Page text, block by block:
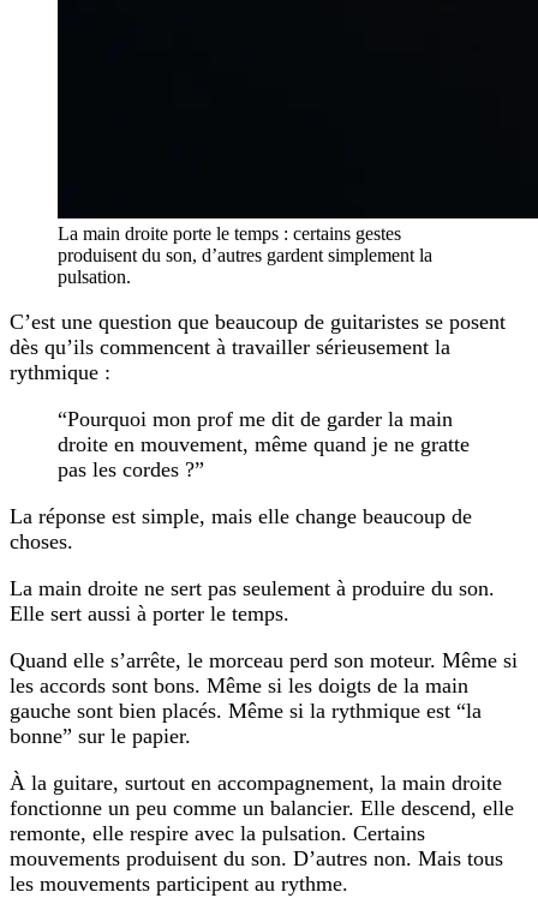
La main droite porte le temps : certains gestes
produisent du son, d’autres gardent simplement la
pulsation.
C’est une question que beaucoup de guitaristes se posent
dès qu’ils commencent à travailler sérieusement la
rythmique :
“Pourquoi mon prof me dit de garder la main
droite en mouvement, même quand je ne gratte
pas les cordes ?”
La réponse est simple, mais elle change beaucoup de
choses.
La main droite ne sert pas seulement à produire du son.
Elle sert aussi à porter le temps.
Quand elle s’arrête, le morceau perd son moteur. Même si
les accords sont bons. Même si les doigts de la main
gauche sont bien placés. Même si la rythmique est “la
bonne” sur le papier.
À la guitare, surtout en accompagnement, la main droite
fonctionne un peu comme un balancier. Elle descend, elle
remonte, elle respire avec la pulsation. Certains
mouvements produisent du son. D’autres non. Mais tous
les mouvements participent au rythme.